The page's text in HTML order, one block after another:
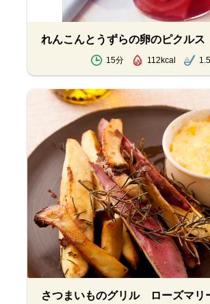
れんこんとうずらの卵のピクルス
15分 112kcal
さつまいものグリル ローズマリ